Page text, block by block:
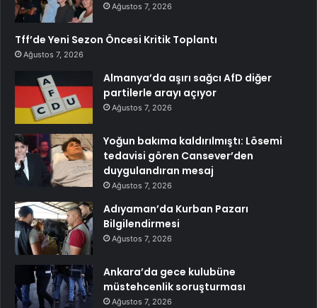
Ağustos 7, 2026
Tff’de Yeni Sezon Öncesi Kritik Toplantı
Ağustos 7, 2026
Almanya’da aşırı sağcı AfD diğer
partilerle arayı açıyor
Ağustos 7, 2026
Yoğun bakıma kaldırılmıştı: Lösemi
tedavisi gören Cansever’den
duygulandıran mesaj
Ağustos 7, 2026
Adıyaman’da Kurban Pazarı
Bilgilendirmesi
Ağustos 7, 2026
Ankara’da gece kulubüne
müstehcenlik soruşturması
Ağustos 7, 2026